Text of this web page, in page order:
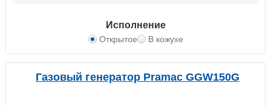
Исполнение
Открытое В кожухе
Газовый генератор Pramac GGW150G